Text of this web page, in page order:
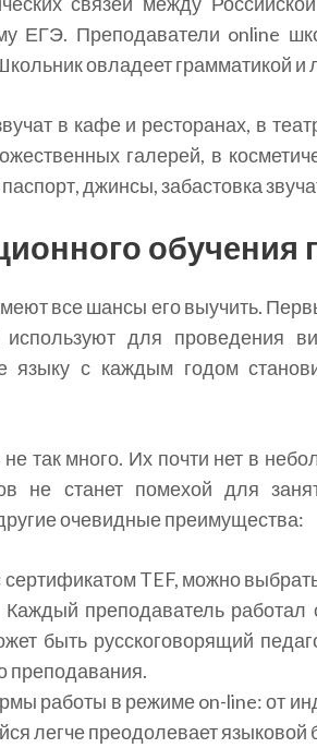
ЕГЭ. Преподаватели online
овладеет грамматикой и
в кафе и ресторанах, в
галерей, в
джинсы, забастовка
обучения
имеют все шансы его выучить.
для проведения
языку с каждым годом
так много. Их почти нет в
не станет помехой для
очевидные преимущества:
TEF, можно
преподаватель работал
быть русскоговорящий
преподавания.
работы в режиме on-line: от
легче преодолевает языковой